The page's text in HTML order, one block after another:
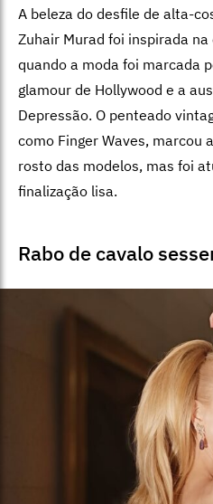
A beleza do desfile de alta-
Zuhair Murad foi inspirada
quando a moda foi marcada
glamour de Hollywood e a
Depressão. O penteado
como Finger Waves, marcou
rosto das modelos, mas foi
finalização lisa.
Rabo de cavalo